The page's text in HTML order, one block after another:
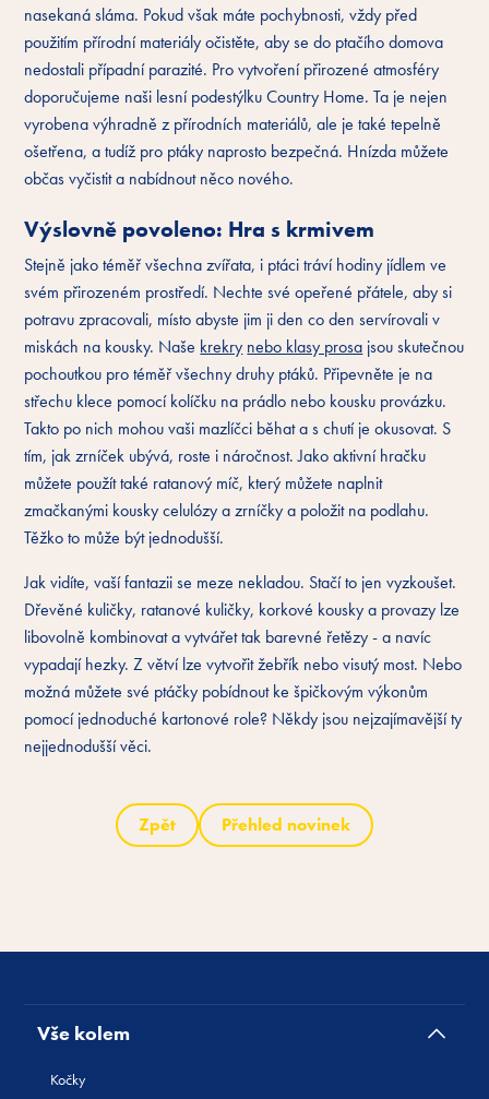
nasekaná sláma. Pokud však máte pochybnosti, vždy před
použitím přírodní materiály očistěte, aby se do ptačího domova
nedostali případní parazité. Pro vytvoření přirozené atmosféry
doporučujeme naši lesní podestýlku Country Home. Ta je nejen
vyrobena výhradně z přírodních materiálů, ale je také tepelně
ošetřena, a tudíž pro ptáky naprosto bezpečná. Hnízda můžete
občas vyčistit a nabídnout něco nového.
Výslovně povoleno: Hra s krmivem
Stejně jako téměř všechna zvířata, i ptáci tráví hodiny jídlem ve
svém přirozeném prostředí. Nechte své opeřené přátele, aby si
potravu zpracovali, místo abyste jim ji den co den servírovali v
miskách na kousky. Naše krekry nebo klasy prosa jsou skutečnou
pochoutkou pro téměř všechny druhy ptáků. Připevněte je na
střechu klece pomocí kolíčku na prádlo nebo kousku provázku.
Takto po nich mohou vaši mazlíčci běhat a s chutí je okusovat. S
tím, jak zrníček ubývá, roste i náročnost. Jako aktivní hračku
můžete použít také ratanový míč, který můžete naplnit
zmačkanými kousky celulózy a zrníčky a položit na podlahu.
Těžko to může být jednodušší.
Jak vidíte, vaší fantazii se meze nekladou. Stačí to jen vyzkoušet.
Dřevěné kuličky, ratanové kuličky, korkové kousky a provazy lze
libovolně kombinovat a vytvářet tak barevné řetězy - a navíc
vypadají hezky. Z větví lze vytvořit žebřík nebo visutý most. Nebo
možná můžete své ptáčky pobídnout ke špičkovým výkonům
pomocí jednoduché kartonové role? Někdy jsou nejzajímavější ty
nejjednodušší věci.
Zpět Přehled novinek
Vše kolem
Kočky